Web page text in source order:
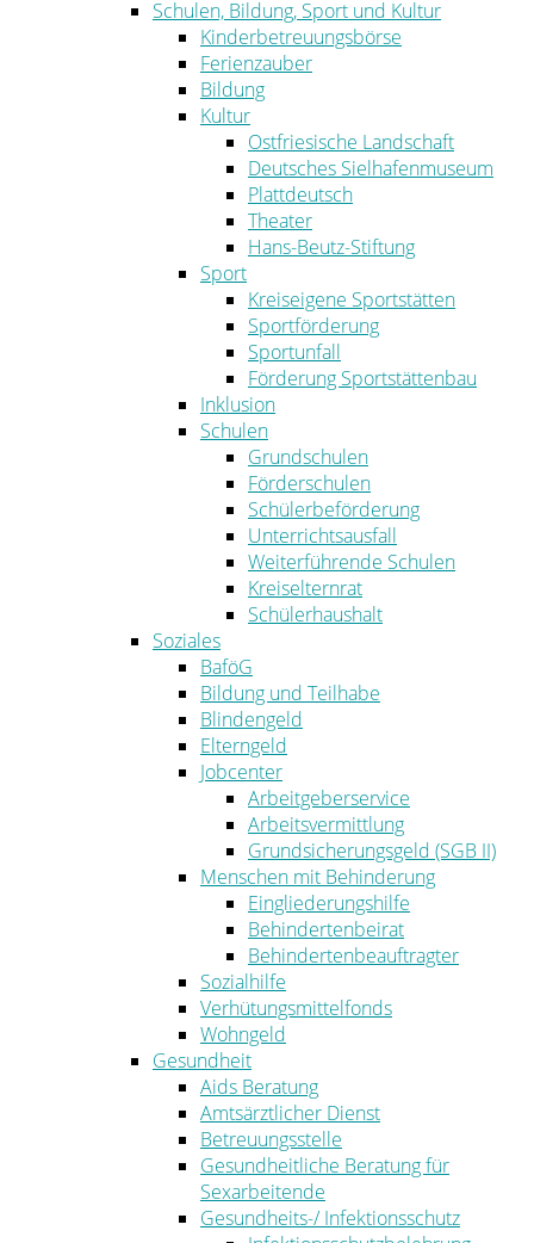
Schulen, Bildung, Sport und Kultur
Kinderbetreuungsbörse
Ferienzauber
Bildung
Kultur
Ostfriesische Landschaft
Deutsches Sielhafenmuseum
Plattdeutsch
Theater
Hans-Beutz-Stiftung
Sport
Kreiseigene Sportstätten
Sportförderung
Sportunfall
Förderung Sportstättenbau
Inklusion
Schulen
Grundschulen
Förderschulen
Schülerbeförderung
Unterrichtsausfall
Weiterführende Schulen
Kreiselternrat
Schülerhaushalt
Soziales
BaföG
Bildung und Teilhabe
Blindengeld
Elterngeld
Jobcenter
Arbeitgeberservice
Arbeitsvermittlung
Grundsicherungsgeld (SGB II)
Menschen mit Behinderung
Eingliederungshilfe
Behindertenbeirat
Behindertenbeauftragter
Sozialhilfe
Verhütungsmittelfonds
Wohngeld
Gesundheit
Aids Beratung
Amtsärztlicher Dienst
Betreuungsstelle
Gesundheitliche Beratung für
Sexarbeitende
Gesundheits-/ Infektionsschutz